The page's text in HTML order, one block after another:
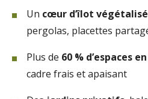
Un cœur d’îlot végétalisé
pergolas, placettes
Plus de 60 % d’espaces
cadre frais et apaisant